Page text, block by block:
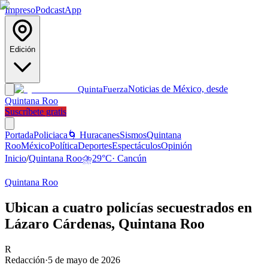
ImpresoPodcastApp
Edición
QuintaFuerzaNoticias de México, desde
Quintana Roo
Suscríbete gratis
PortadaPoliciaca 🌀 HuracanesSismosQuintana
RooMéxicoPolíticaDeportesEspectáculosOpinión
Inicio/Quintana Roo⛈️29°C· Cancún
Quintana Roo
Ubican a cuatro policías secuestrados en
Lázaro Cárdenas, Quintana Roo
R
Redacción·5 de mayo de 2026